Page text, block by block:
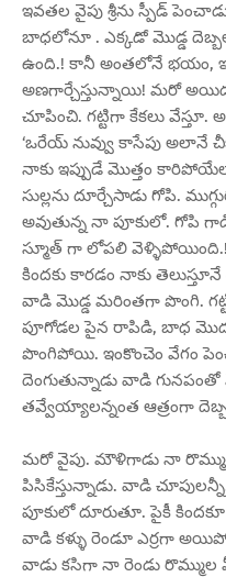
ఇవతల వైపు శ్రీను స్పీడ్
బాధలోనూ . ఎక్కడో మొడ్డ
ఉంది.! కానీ అంతలోనే భయం,
అణగార్చేస్తున్నాయి! మరో
చూపించి. గట్టిగా కేకలు
‘ఒరేయ్ నువ్వు కాసేపు అలానే
నాకు ఇప్పుడే మొత్తం
సుల్లను దూర్చేసాడు గోపి.
అవుతున్న నా పూకులో. గోపి
స్మూత్ గా లోపలి వెళ్ళిపోయింది.!
కిందకు కారడం నాకు
వాడి మొడ్డ మరింతగా పొంగి.
పూగోడల పైన రాపిడి, బాధ
పొంగిపోయి. ఇంకొంచెం వేగం
దెంగుతున్నాడు వాడి గునపంతో
తవ్వేయ్యాలన్నంత ఆత్రంగా
మరో వైపు. మౌళిగాడు నా
పిసికేస్తున్నాడు. వాడి
పూకులో దూరుతూ. పైకీ
వాడి కళ్ళు రెండూ ఎర్రగా
వాడు కసిగా నా రెండు